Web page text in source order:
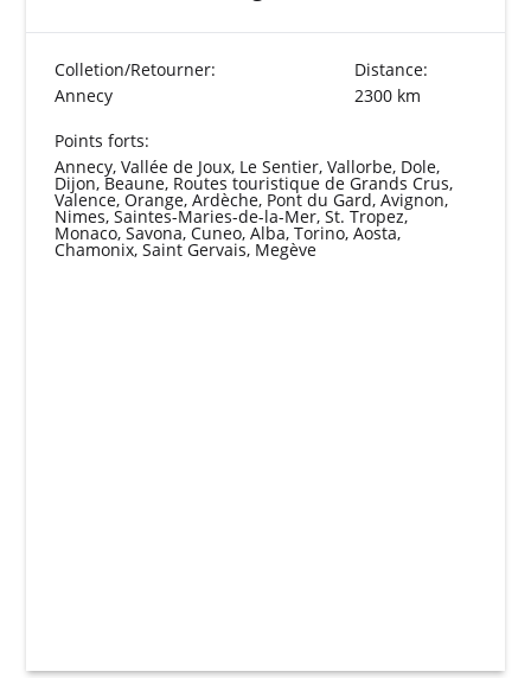
Colletion/Retourner:
Annecy
Distance:
2300 km
Points forts:
Annecy, Vallée de Joux, Le Sentier, Vallorbe, Dole,
Dijon, Beaune, Routes touristique de Grands Crus,
Valence, Orange, Ardèche, Pont du Gard, Avignon,
Nimes, Saintes-Maries-de-la-Mer, St. Tropez,
Monaco, Savona, Cuneo, Alba, Torino, Aosta,
Chamonix, Saint Gervais, Megève